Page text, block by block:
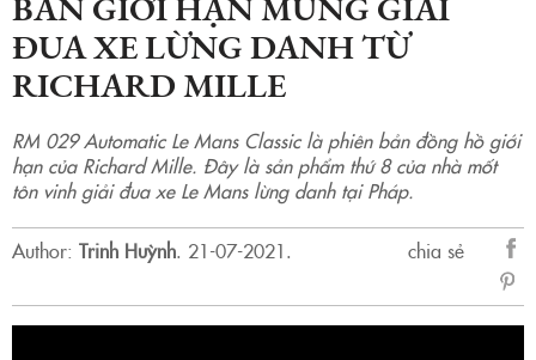
ĐUA XE LỪNG DANH TỪ
RICHARD MILLE
RM 029 Automatic Le Mans Classic là phiên bản đồng hồ giới
hạn của Richard Mille. Đây là sản phẩm thứ 8 của nhà mốt
tôn vinh giải đua xe Le Mans lừng danh tại Pháp.
Author: Trinh Huỳnh. 21-07-2021.
chia sẻ
sẻ